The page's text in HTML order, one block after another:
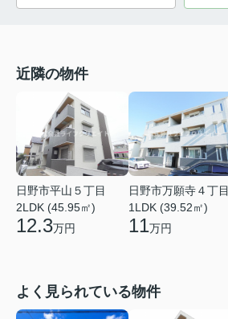
近隣の物件
日野市平山５丁目
2LDK (45.95㎡)
12.3万円
日野市万願寺４丁目
1LDK (39.52㎡)
11万円
よく見られている物件